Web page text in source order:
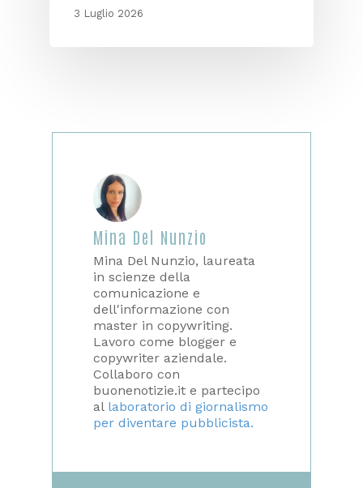
3 Luglio 2026
Mina Del Nunzio
Mina Del Nunzio, laureata
in scienze della
comunicazione e
dell'informazione con
master in copywriting.
Lavoro come blogger e
copywriter aziendale.
Collaboro con
buonenotizie.it e partecipo
al laboratorio di giornalismo
per diventare pubblicista.